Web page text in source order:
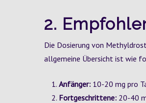
2.
Die Dosierung von
allgemeine Übersicht ist wie
Anfänger: 10-20 mg pro
Fortgeschrittene: 20-40